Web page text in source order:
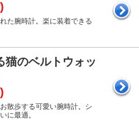
た腕時計。楽に装着できる
猫のベルトウォッ
散歩する可愛い腕時計。シ
に最適。